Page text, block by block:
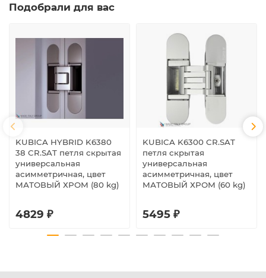
Подобрали для вас
KUBICA HYBRID K6380
38 CR.SAT петля скрытая
универсальная
асимметричная, цвет
МАТОВЫЙ ХРОМ (80 kg)
4829 ₽
KUBICA K6300 CR.SAT
петля скрытая
универсальная
асимметричная, цвет
МАТОВЫЙ ХРОМ (60 kg)
5495 ₽